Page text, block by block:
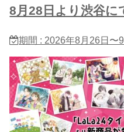
8月28日より渋谷に
期間 : 2026年8月26日〜